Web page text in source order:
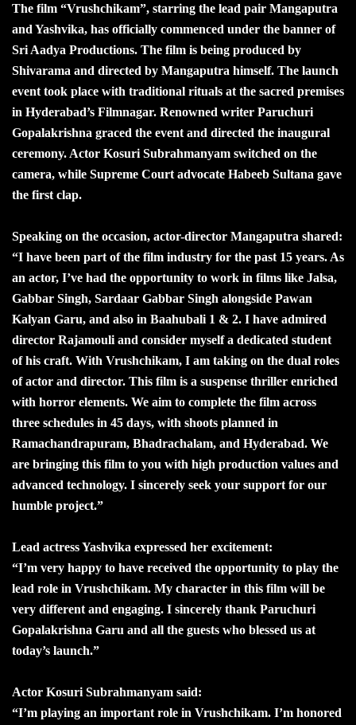
The film “Vrushchikam”, starring the lead pair Mangaputra
and Yashvika, has officially commenced under the banner of
Sri Aadya Productions. The film is being produced by
Shivarama and directed by Mangaputra himself. The launch
event took place with traditional rituals at the sacred premises
in Hyderabad’s Filmnagar. Renowned writer Paruchuri
Gopalakrishna graced the event and directed the inaugural
ceremony. Actor Kosuri Subrahmanyam switched on the
camera, while Supreme Court advocate Habeeb Sultana gave
the first clap.
Speaking on the occasion, actor-director Mangaputra shared:
“I have been part of the film industry for the past 15 years. As
an actor, I’ve had the opportunity to work in films like Jalsa,
Gabbar Singh, Sardaar Gabbar Singh alongside Pawan
Kalyan Garu, and also in Baahubali 1 & 2. I have admired
director Rajamouli and consider myself a dedicated student
of his craft. With Vrushchikam, I am taking on the dual roles
of actor and director. This film is a suspense thriller enriched
with horror elements. We aim to complete the film across
three schedules in 45 days, with shoots planned in
Ramachandrapuram, Bhadrachalam, and Hyderabad. We
are bringing this film to you with high production values and
advanced technology. I sincerely seek your support for our
humble project.”
Lead actress Yashvika expressed her excitement:
“I’m very happy to have received the opportunity to play the
lead role in Vrushchikam. My character in this film will be
very different and engaging. I sincerely thank Paruchuri
Gopalakrishna Garu and all the guests who blessed us at
today’s launch.”
Actor Kosuri Subrahmanyam said:
“I’m playing an important role in Vrushchikam. I’m honored